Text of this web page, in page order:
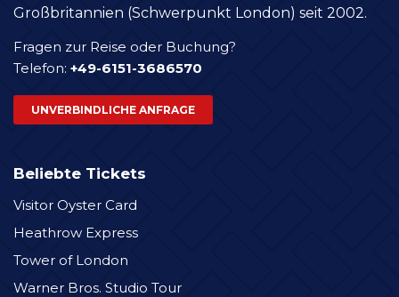
Großbritannien (Schwerpunkt London) seit 2002.
Fragen zur Reise oder Buchung?
Telefon: +49-6151-3686570
UNVERBINDLICHE ANFRAGE
Beliebte Tickets
Visitor Oyster Card
Heathrow Express
Tower of London
Warner Bros. Studio Tour